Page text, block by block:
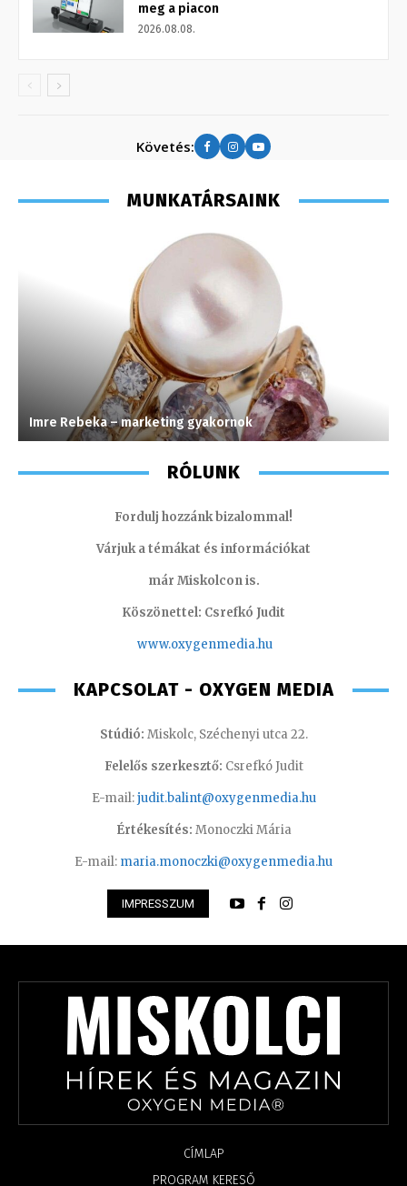
meg a piacon
2026.08.08.
Követés:
MUNKATÁRSAINK
Imre Rebeka – marketing gyakornok
RÓLUNK
Fordulj hozzánk bizalommal!
Várjuk a témákat és információkat
már Miskolcon is.
Köszönettel: Csrefkó Judit
www.oxygenmedia.hu
KAPCSOLAT - OXYGEN MEDIA
Stúdió: Miskolc, Széchenyi utca 22.
Felelős szerkesztő: Csrefkó Judit
E-mail:judit.balint@oxygenmedia.hu
Értékesítés: Monoczki Mária
E-mail: maria.monoczki@oxygenmedia.hu
IMPRESSZUM
CÍMLAP
PROGRAM KERESŐ